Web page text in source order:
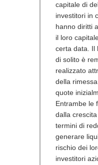
capitale di
investitori in
hanno diritti
il loro
certa data. Il
di solito è
realizzato
della
quote
Entrambe le
dalla
termini di
generare
rischio dei
investitori